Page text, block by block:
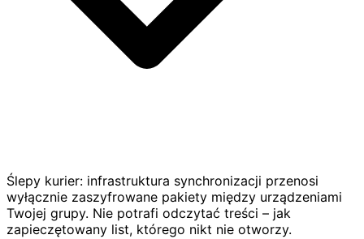
Ślepy kurier: infrastruktura synchronizacji przenosi
wyłącznie zaszyfrowane pakiety między urządzeniami
Twojej grupy. Nie potrafi odczytać treści – jak
zapieczętowany list, którego nikt nie otworzy.